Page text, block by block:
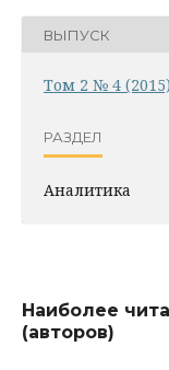
ВЫПУСК
Том 2 № 4 (2015)
РАЗДЕЛ
Аналитика
Наиболее
(авторов)